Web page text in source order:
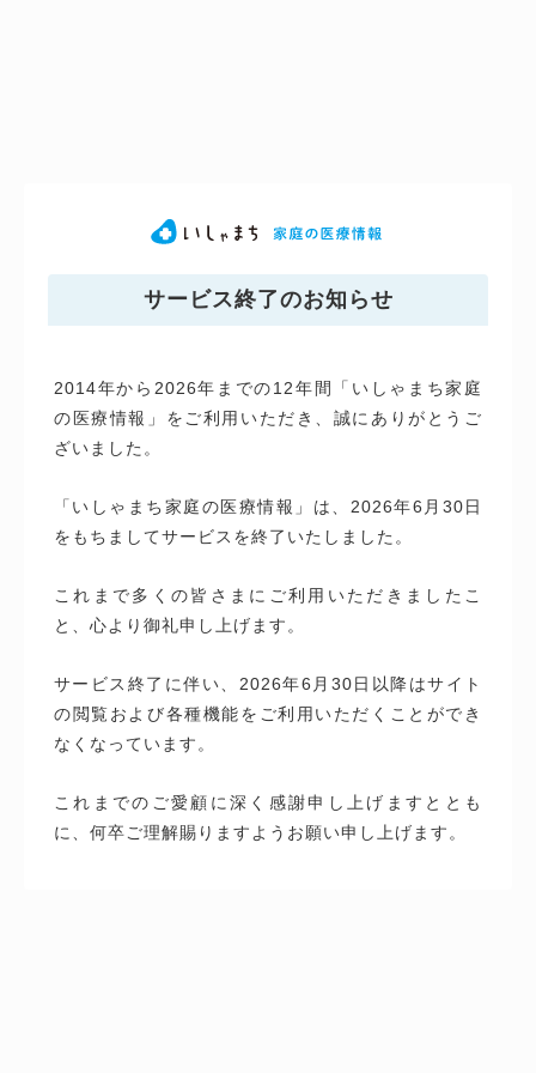
サービス終了のお知らせ
2014年から2026年までの12年間「いしゃまち家庭
の医療情報」をご利用いただき、誠にありがとうご
ざいました。
「いしゃまち家庭の医療情報」は、2026年6月30日
をもちましてサービスを終了いたしました。
これまで多くの皆さまにご利用いただきましたこ
と、心より御礼申し上げます。
サービス終了に伴い、2026年6月30日以降はサイト
の閲覧および各種機能をご利用いただくことができ
なくなっています。
これまでのご愛顧に深く感謝申し上げますととも
に、何卒ご理解賜りますようお願い申し上げます。